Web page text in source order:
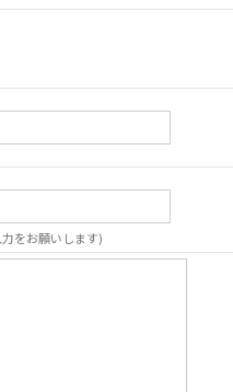
をお願いします)